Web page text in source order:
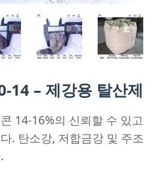
14 – 제강용 탈산제
14-16%의 신뢰할 수 있고
. 탄소강, 저합금강 및 주조